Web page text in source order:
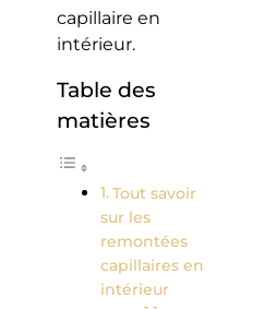
capillaire en
intérieur.
Table des
matières
Tout savoir
sur les
remontées
capillaires en
intérieur